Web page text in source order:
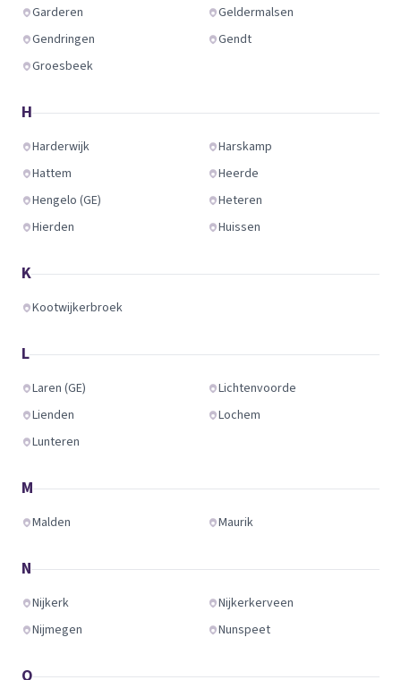
Garderen
Geldermalsen
Gendringen
Gendt
Groesbeek
H
Harderwijk
Harskamp
Hattem
Heerde
Hengelo (GE)
Heteren
Hierden
Huissen
K
Kootwijkerbroek
L
Laren (GE)
Lichtenvoorde
Lienden
Lochem
Lunteren
M
Malden Maurik
N
Nijkerk
Nijkerkerveen
Nijmegen
Nunspeet